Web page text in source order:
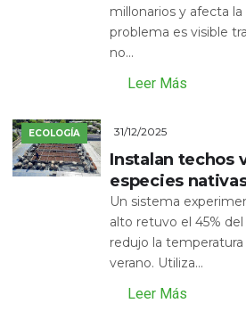
millonarios y afecta la
problema es visible
no...
Leer Más
ECOLOGÍA 31/12/2025
Instalan techos
especies
Un sistema
alto retuvo el 45%
redujo la temperatura
verano. Utiliza...
Leer Más